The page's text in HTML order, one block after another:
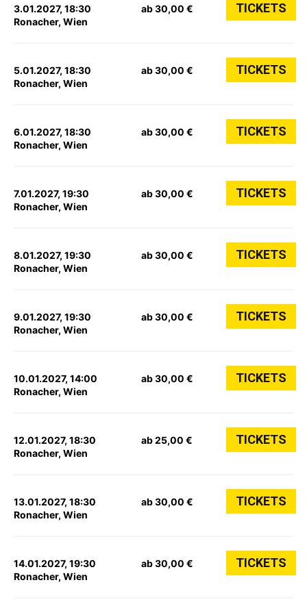
3.01.2027, 18:30
Ronacher, Wien
ab 30,00 € TICKETS
5.01.2027, 18:30
Ronacher, Wien
ab 30,00 € TICKETS
6.01.2027, 18:30
Ronacher, Wien
ab 30,00 € TICKETS
7.01.2027, 19:30
Ronacher, Wien
ab 30,00 € TICKETS
8.01.2027, 19:30
Ronacher, Wien
ab 30,00 € TICKETS
9.01.2027, 19:30
Ronacher, Wien
ab 30,00 € TICKETS
10.01.2027, 14:00
Ronacher, Wien
ab 30,00 € TICKETS
12.01.2027, 18:30
Ronacher, Wien
ab 25,00 € TICKETS
13.01.2027, 18:30
Ronacher, Wien
ab 30,00 € TICKETS
14.01.2027, 19:30
Ronacher, Wien
ab 30,00 € TICKETS